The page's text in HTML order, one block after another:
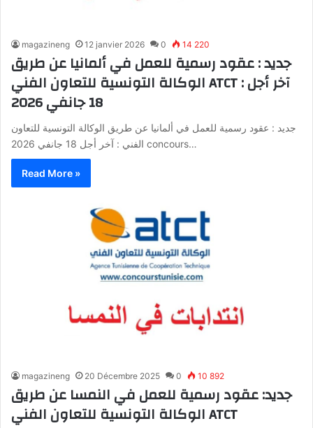
magazineng 12 janvier 2026 0 14 220
جديد : عقود رسمية للعمل في ألمانيا عن طريق
الوكالة التونسية للتعاون الفني ATCT : آخر أجل
18 جانفي 2026
جديد : عقود رسمية للعمل في ألمانيا عن طريق الوكالة التونسية للتعاون
الفني : آخر أجل 18 جانفي 2026 concours…
Read More »
magazineng 20 Décembre 2025 0 10 892
جديد: عقود رسمية للعمل في النمسا عن طريق
الوكالة التونسية للتعاون الفني ATCT